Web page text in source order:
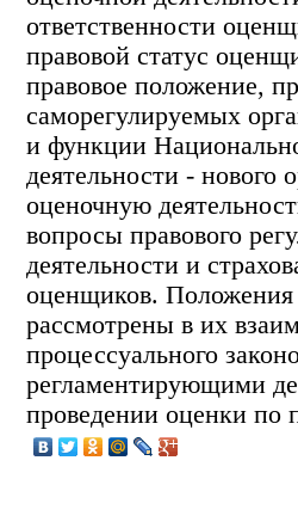
ответственности
правовой статус
правовое положение,
саморегулируемых
и функции
деятельности - нового
оценочную
вопросы правового
деятельности и
оценщиков. Положения
рассмотрены в их
процессуального
регламентирующими
проведении оценки по